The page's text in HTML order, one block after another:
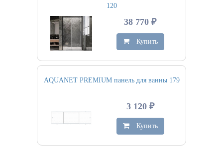
120
38 770 ₽
Купить
AQUANET PREMIUM панель для ванны 179
3 120 ₽
Купить